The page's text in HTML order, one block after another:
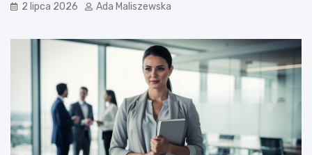
2 lipca 2026 Ada Maliszewska